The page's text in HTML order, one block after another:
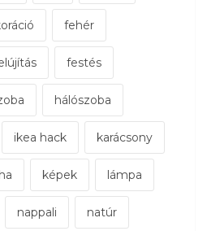
fehér
festés
hálószoba
ikea hack karácsony
képek lámpa
nappali natúr